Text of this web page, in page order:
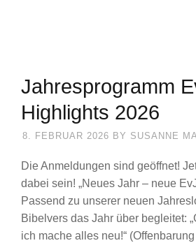
Jahresprogramm
Highlights 2026
8. FEBRUAR 2026 BY SUSANNE
Die Anmeldungen sind geöffnet!
dabei sein! „Neues Jahr – neue
Passend zu unserer neuen
Bibelvers das Jahr über begleitet:
ich mache alles neu!“